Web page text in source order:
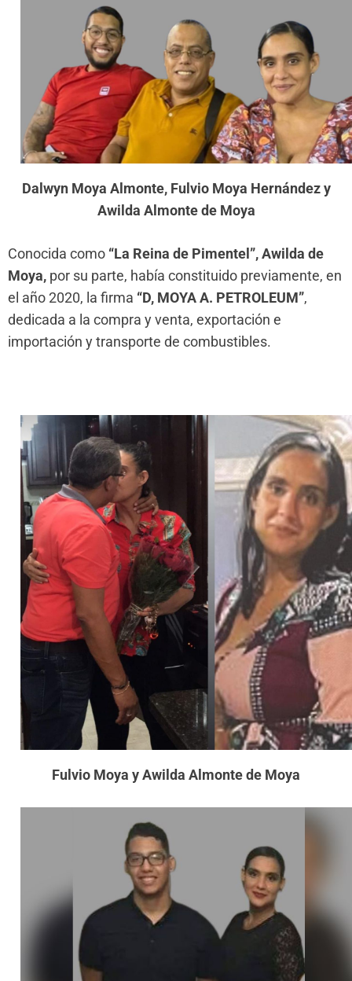
Dalwyn Moya Almonte, Fulvio Moya Hernández y
Awilda Almonte de Moya
Conocida como “La Reina de Pimentel”,Awilda de
Moya, por su parte, había constituido previamente, en
el año 2020, la firma “D, MOYA A. PETROLEUM”,
dedicada a la compra y venta, exportación e
importación y transporte de combustibles.
Fulvio Moya y Awilda Almonte de Moya